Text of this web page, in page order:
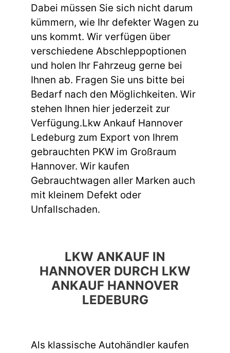
Dabei müssen Sie sich nicht darum
kümmern, wie Ihr defekter Wagen zu
uns kommt. Wir verfügen über
verschiedene Abschleppoptionen
und holen Ihr Fahrzeug gerne bei
Ihnen ab. Fragen Sie uns bitte bei
Bedarf nach den Möglichkeiten. Wir
stehen Ihnen hier jederzeit zur
Verfügung.Lkw Ankauf Hannover
Ledeburg zum Export von Ihrem
gebrauchten PKW im Großraum
Hannover. Wir kaufen
Gebrauchtwagen aller Marken auch
mit kleinem Defekt oder
Unfallschaden.
LKW ANKAUF IN
HANNOVER DURCH LKW
ANKAUF HANNOVER
LEDEBURG
Als klassische Autohändler kaufen